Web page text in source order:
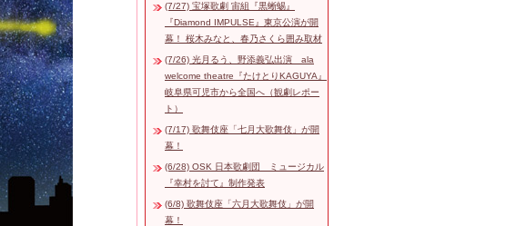
(7/27) 宝塚歌劇 宙組『黒蜥蜴』
『Diamond IMPULSE』東京公演が開
幕！ 桜木みなと、春乃さくら囲み取材
(7/26) 光月るう、野添義弘出演 ala
welcome theatre『たけとりKAGUYA』
岐阜県可児市から全国へ（観劇レポー
ト）
(7/17) 歌舞伎座「七月大歌舞伎」が開
幕！
(6/28) OSK 日本歌劇団 ミュージカル
『幸村を討て』制作発表
(6/8) 歌舞伎座「六月大歌舞伎」が開
幕！